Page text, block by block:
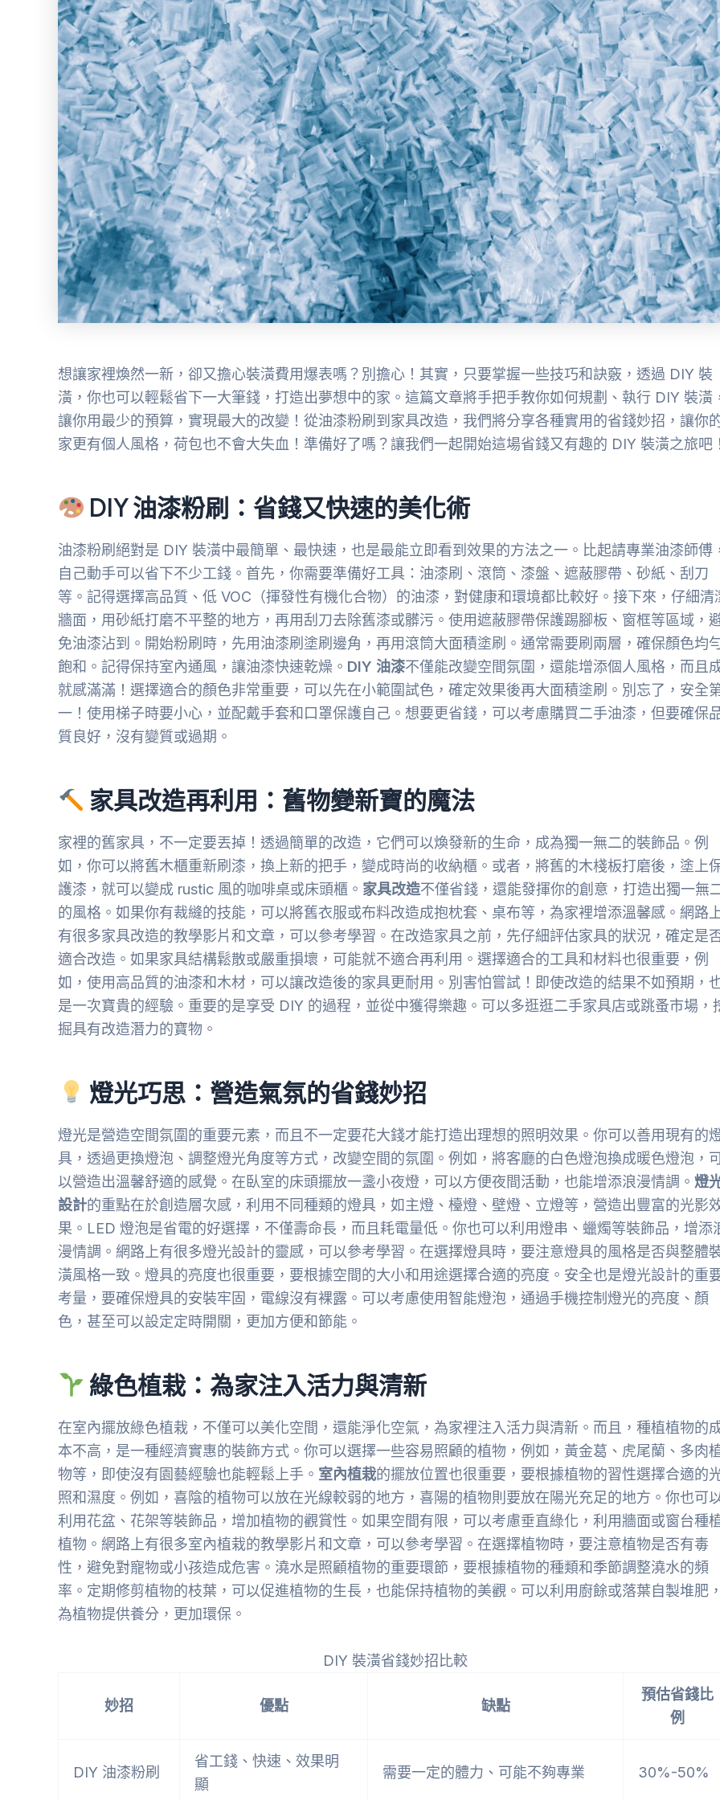
想讓家裡煥然一新，卻又擔心裝潢費用爆表嗎？別擔心！其實，只要掌握一些技巧和訣竅，透過 DIY 裝
潢，你也可以輕鬆省下一大筆錢，打造出夢想中的家。這篇文章將手把手教你如何規劃、執行 DIY 裝潢
讓你用最少的預算，實現最大的改變！從油漆粉刷到家具改造，我們將分享各種實用的省錢妙招，讓你
家更有個人風格，荷包也不會大失血！準備好了嗎？讓我們一起開始這場省錢又有趣的 DIY 裝潢之旅吧！
DIY 油漆粉刷：省錢又快速的美化術
油漆粉刷絕對是 DIY 裝潢中最簡單、最快速，也是最能立即看到效果的方法之一。比起請專業油漆師傅
自己動手可以省下不少工錢。首先，你需要準備好工具：油漆刷、滾筒、漆盤、遮蔽膠帶、砂紙、刮刀
等。記得選擇高品質、低 VOC（揮發性有機化合物）的油漆，對健康和環境都比較好。接下來，仔細清
牆面，用砂紙打磨不平整的地方，再用刮刀去除舊漆或髒污。使用遮蔽膠帶保護踢腳板、窗框等區域，
免油漆沾到。開始粉刷時，先用油漆刷塗刷邊角，再用滾筒大面積塗刷。通常需要刷兩層，確保顏色均
飽和。記得保持室內通風，讓油漆快速乾燥。 DIY 油漆不僅能改變空間氛圍，還能增添個人風格，而且
就感滿滿！選擇適合的顏色非常重要，可以先在小範圍試色，確定效果後再大面積塗刷。別忘了，安全
一！使用梯子時要小心，並配戴手套和口罩保護自己。想要更省錢，可以考慮購買二手油漆，但要確保
質良好，沒有變質或過期。
家具改造再利用：舊物變新寶的魔法
家裡的舊家具，不一定要丟掉！透過簡單的改造，它們可以煥發新的生命，成為獨一無二的裝飾品。例
如，你可以將舊木櫃重新刷漆，換上新的把手，變成時尚的收納櫃。或者，將舊的木棧板打磨後，塗上
護漆，就可以變成 rustic 風的咖啡桌或床頭櫃。 家具改造不僅省錢，還能發揮你的創意，打造出獨一無
的風格。如果你有裁縫的技能，可以將舊衣服或布料改造成抱枕套、桌布等，為家裡增添溫馨感。網路
有很多家具改造的教學影片和文章，可以參考學習。在改造家具之前，先仔細評估家具的狀況，確定是
適合改造。如果家具結構鬆散或嚴重損壞，可能就不適合再利用。選擇適合的工具和材料也很重要，例
如，使用高品質的油漆和木材，可以讓改造後的家具更耐用。別害怕嘗試！即使改造的結果不如預期，
是一次寶貴的經驗。重要的是享受 DIY 的過程，並從中獲得樂趣。可以多逛逛二手家具店或跳蚤市場，
掘具有改造潛力的寶物。
燈光巧思：營造氣氛的省錢妙招
燈光是營造空間氛圍的重要元素，而且不一定要花大錢才能打造出理想的照明效果。你可以善用現有的
具，透過更換燈泡、調整燈光角度等方式，改變空間的氛圍。例如，將客廳的白色燈泡換成暖色燈泡，
以營造出溫馨舒適的感覺。在臥室的床頭擺放一盞小夜燈，可以方便夜間活動，也能增添浪漫情調。 燈
設計的重點在於創造層次感，利用不同種類的燈具，如主燈、檯燈、壁燈、立燈等，營造出豐富的光影
果。LED 燈泡是省電的好選擇，不僅壽命長，而且耗電量低。你也可以利用燈串、蠟燭等裝飾品，增添
漫情調。網路上有很多燈光設計的靈感，可以參考學習。在選擇燈具時，要注意燈具的風格是否與整體
潢風格一致。燈具的亮度也很重要，要根據空間的大小和用途選擇合適的亮度。安全也是燈光設計的重
考量，要確保燈具的安裝牢固，電線沒有裸露。可以考慮使用智能燈泡，通過手機控制燈光的亮度、顏
色，甚至可以設定定時開關，更加方便和節能。
綠色植栽：為家注入活力與清新
在室內擺放綠色植栽，不僅可以美化空間，還能淨化空氣，為家裡注入活力與清新。而且，種植植物的
本不高，是一種經濟實惠的裝飾方式。你可以選擇一些容易照顧的植物，例如，黃金葛、虎尾蘭、多肉
物等，即使沒有園藝經驗也能輕鬆上手。 室內植栽的擺放位置也很重要，要根據植物的習性選擇合適的
照和濕度。例如，喜陰的植物可以放在光線較弱的地方，喜陽的植物則要放在陽光充足的地方。你也可
利用花盆、花架等裝飾品，增加植物的觀賞性。如果空間有限，可以考慮垂直綠化，利用牆面或窗台種
植物。網路上有很多室內植栽的教學影片和文章，可以參考學習。在選擇植物時，要注意植物是否有毒
性，避免對寵物或小孩造成危害。澆水是照顧植物的重要環節，要根據植物的種類和季節調整澆水的頻
率。定期修剪植物的枝葉，可以促進植物的生長，也能保持植物的美觀。可以利用廚餘或落葉自製堆肥，
為植物提供養分，更加環保。
DIY 裝潢省錢妙招比較
妙招 優點 缺點
預估省錢比
例
DIY 油漆粉刷
省工錢、快速、效果明
顯
需要一定的體力、可能不夠專業 30%-50%